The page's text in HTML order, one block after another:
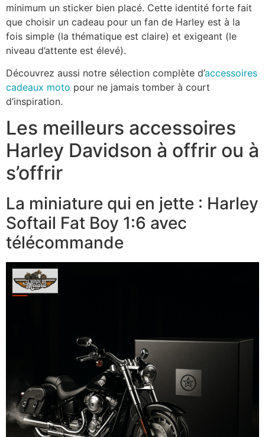
minimum un sticker bien placé. Cette identité forte fait
que choisir un cadeau pour un fan de Harley est à la
fois simple (la thématique est claire) et exigeant (le
niveau d’attente est élevé).
Découvrez aussi notre sélection complète d’accessoires
cadeaux moto pour ne jamais tomber à court
d’inspiration.
Les meilleurs accessoires
Harley Davidson à offrir ou à
s’offrir
La miniature qui en jette : Harley
Softail Fat Boy 1:6 avec
télécommande